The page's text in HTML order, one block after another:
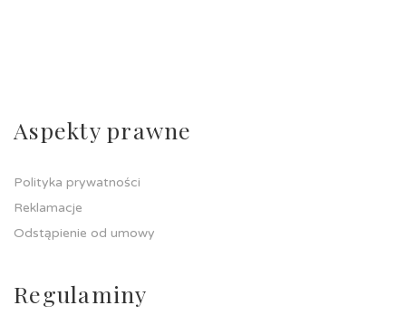
Aspekty prawne
Polityka prywatności
Reklamacje
Odstąpienie od umowy
Regulaminy